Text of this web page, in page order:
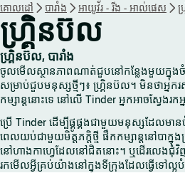
T
e
r
គោលដៅ បារាំង អាយូវ័រ - រីង - អាល់ផេស
ហ្គ្រិនប៊ល
ហ្គ្រិនប៊ល, បារាំង
ចូលមើលស្ថានភាពណាត់ជួបនៅកន្លែងមួយក្នុ
សម្រាប់ជួបមនុស្សថ្មីៗ៖ ហ្គ្រិនប៊ល។ មិនថាអ្នក
កម្សាន្តនោះទេ នៅលើ Tinder អ្នកអាចស្វែងរ
ប្រើ Tinder ដើម្បីផ្គូផ្គងជាមួយមនុស្សដែល
ពេលយប់ជាមួយមិត្តភក្តិថ្មី ផឹកកម្សាន្តនៅបាក្
នៅហាងកាហ្វេដែលនៅជិតនោះ។ ឬដើរលេងជុំវិ
រកមើលអ្វីគ្រប់យ៉ាងនៅក្នុងទីក្រុងដែលធ្វើទៅល្អ